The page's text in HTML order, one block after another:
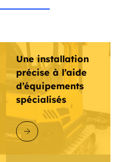
Une installation
précise à l’aide
d’équipements
spécialisés
DÉCOUVRIR GOLIATHTECH